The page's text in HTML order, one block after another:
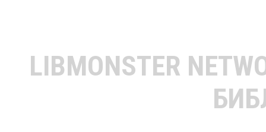
LIBMONSTER